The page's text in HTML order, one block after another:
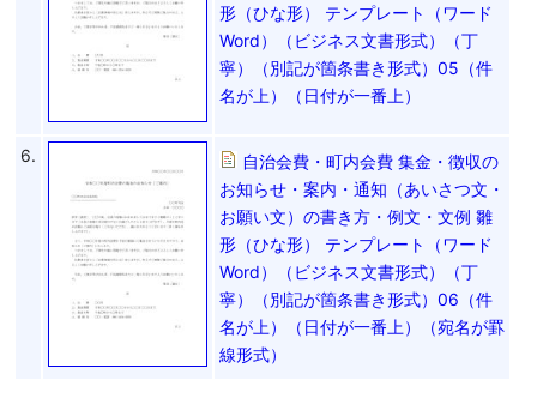
形（ひな形） テンプレート（ワード
Word）（ビジネス文書形式）（丁
寧）（別記が箇条書き形式）05（件
名が上）（日付が一番上）
6.
自治会費・町内会費 集金・徴収の
お知らせ・案内・通知（あいさつ文・
お願い文）の書き方・例文・文例 雛
形（ひな形） テンプレート（ワード
Word）（ビジネス文書形式）（丁
寧）（別記が箇条書き形式）06（件
名が上）（日付が一番上）（宛名が罫
線形式）